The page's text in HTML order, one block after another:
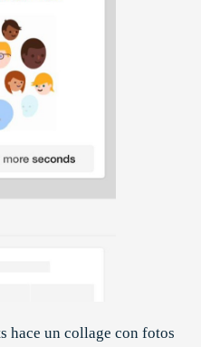
hace un collage con fotos